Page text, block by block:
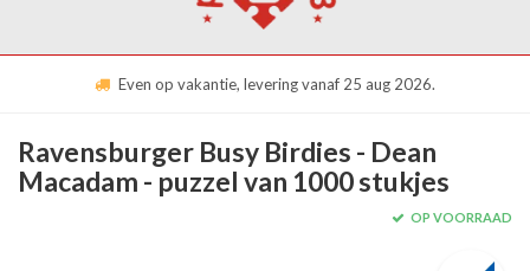
Even op vakantie, levering vanaf 25 aug 2026.
Ravensburger Busy Birdies - Dean
Macadam - puzzel van 1000 stukjes
OP VOORRAAD